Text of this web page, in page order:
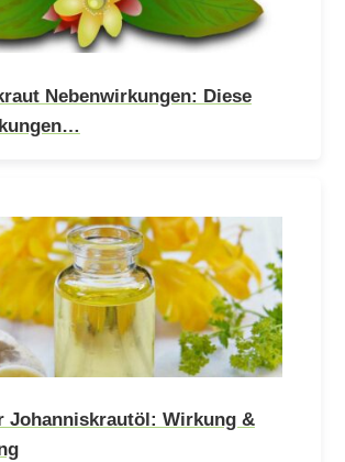
Nebenwirkungen: Diese
Johanniskrautöl: Wirkung &